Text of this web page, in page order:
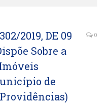
2019, DE 09
Sobre a
de
0